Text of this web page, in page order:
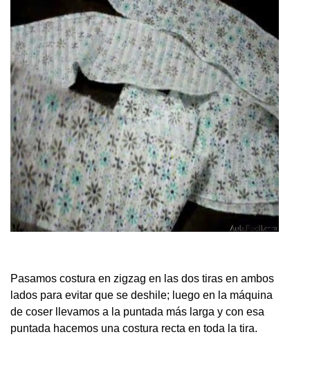
Pasamos costura en zigzag en las dos tiras en ambos
lados para evitar que se deshile; luego en la máquina
de coser llevamos a la puntada más larga y con esa
puntada hacemos una costura recta en toda la tira.